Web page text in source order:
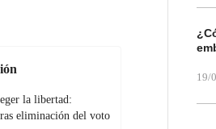
la libertad:
eliminación del voto
19/